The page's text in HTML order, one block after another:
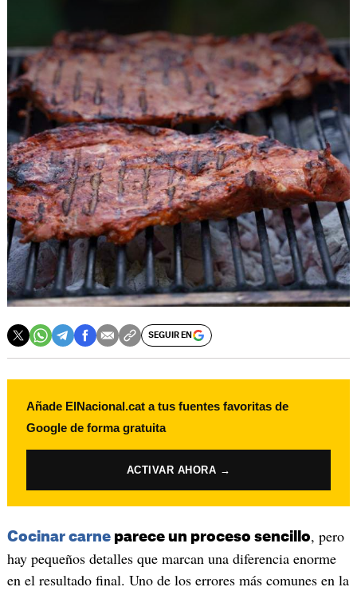
SEGUIR EN
Añade ElNacional.cat a tus fuentes favoritas de
Google de forma gratuita
ACTIVAR AHORA →
Cocinar carneparece un proceso sencillo, pero
hay pequeños detalles que marcan una diferencia enorme
en el resultado final. Uno de los errores más comunes en la